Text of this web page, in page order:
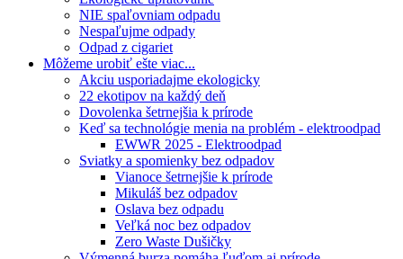
NIE spaľovniam odpadu
Nespaľujme odpady
Odpad z cigariet
Môžeme urobiť ešte viac...
Akciu usporiadajme ekologicky
22 ekotipov na každý deň
Dovolenka šetrnejšia k prírode
Keď sa technológie menia na problém - elektroodpad
EWWR 2025 - Elektroodpad
Sviatky a spomienky bez odpadov
Vianoce šetrnejšie k prírode
Mikuláš bez odpadov
Oslava bez odpadu
Veľká noc bez odpadov
Zero Waste Dušičky